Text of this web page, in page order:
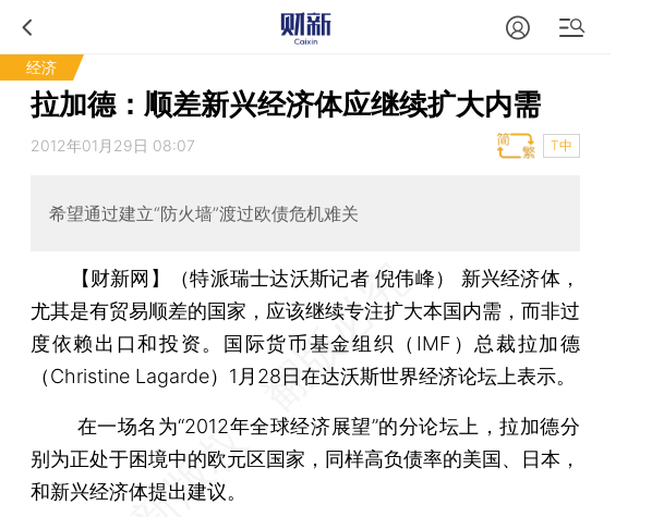
经济
拉加德：顺差新兴经济体应继续扩大内需
2012年01月29日 08:07 T中
希望通过建立“防火墙”渡过欧债危机难关
【财新网】（特派瑞士达沃斯记者 倪伟峰）
新兴经济体，
尤其是有贸易顺差的国家，应该继续专注扩大本国内需，而非过
度依赖出口和投资。国际货币基金组织（IMF）总裁拉加德
（Christine Lagarde）1月28日在达沃斯世界经济论坛上表示。
在一场名为“2012年全球经济展望”的分论坛上，拉加德分
别为正处于困境中的欧元区国家，同样高负债率的美国、日本，
和新兴经济体提出建议。